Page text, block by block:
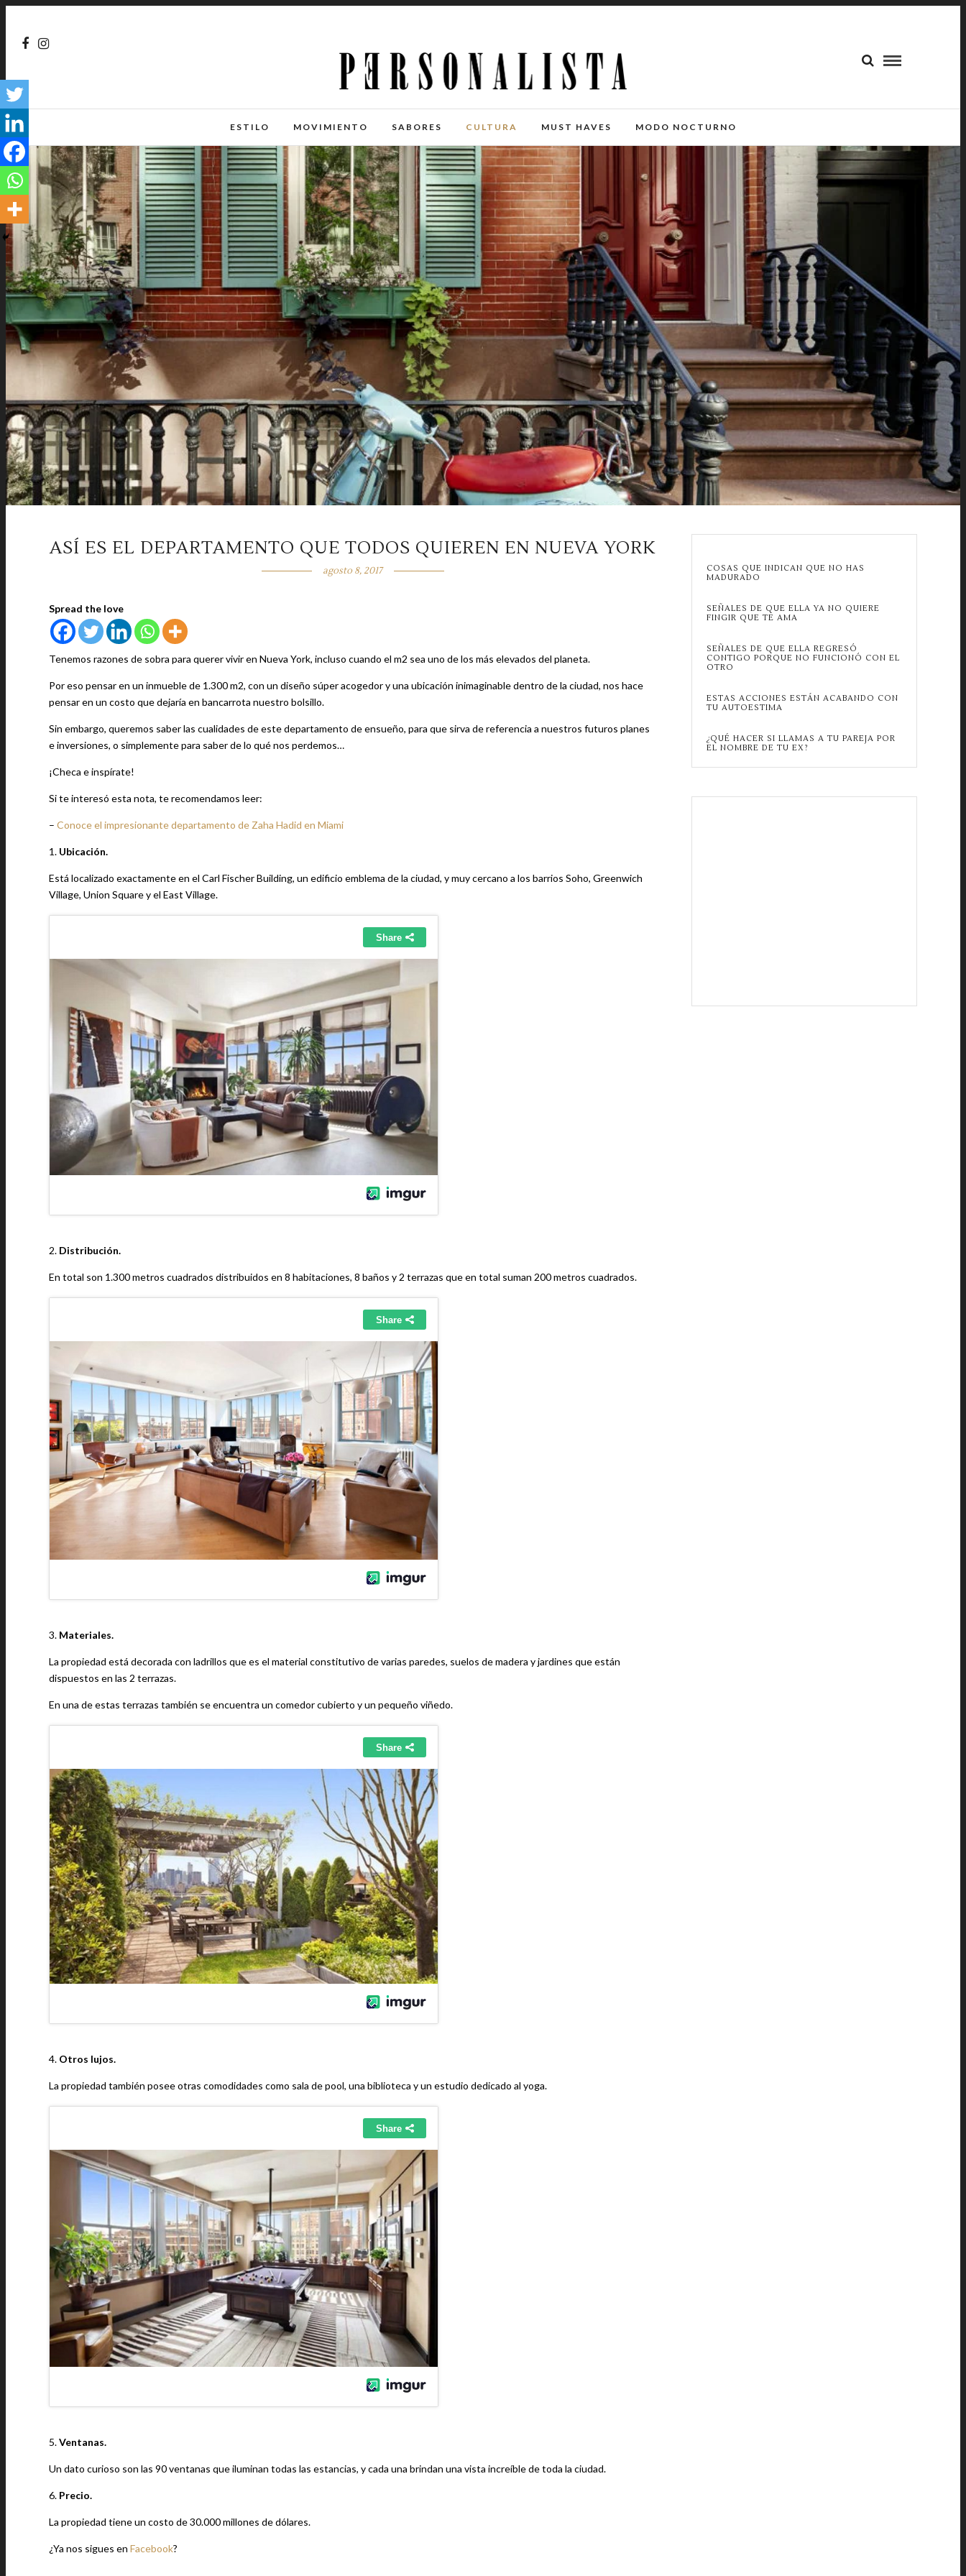
ESTILO MOVIMIENTO SABORES CULTURA MUST HAVES MODO NOCTURNO
ASÍ ES EL DEPARTAMENTO QUE TODOS QUIEREN EN NUEVA YORK
agosto 8, 2017
Spread the love
Tenemos razones de sobra para querer vivir en Nueva York, incluso cuando el m2 sea uno de los más elevados del planeta.
Por eso pensar en un inmueble de 1.300 m2, con un diseño súper acogedor y una ubicación inimaginable dentro de la ciudad, nos hace
pensar en un costo que dejaría en bancarrota nuestro bolsillo.
Sin embargo, queremos saber las cualidades de este departamento de ensueño, para que sirva de referencia a nuestros futuros planes
e inversiones, o simplemente para saber de lo qué nos perdemos…
¡Checa e inspírate!
Si te interesó esta nota, te recomendamos leer:
– Conoce el impresionante departamento de Zaha Hadid en Miami
1. Ubicación.
Está localizado exactamente en el Carl Fischer Building, un edificio emblema de la ciudad, y muy cercano a los barrios Soho, Greenwich
Village, Union Square y el East Village.
2. Distribución.
En total son 1.300 metros cuadrados distribuidos en 8 habitaciones, 8 baños y 2 terrazas que en total suman 200 metros cuadrados.
3. Materiales.
La propiedad está decorada con ladrillos que es el material constitutivo de varias paredes, suelos de madera y jardines que están
dispuestos en las 2 terrazas.
En una de estas terrazas también se encuentra un comedor cubierto y un pequeño viñedo.
4. Otros lujos.
La propiedad también posee otras comodidades como sala de pool, una biblioteca y un estudio dedicado al yoga.
5.Ventanas.
Un dato curioso son las 90 ventanas que iluminan todas las estancias, y cada una brindan una vista increíble de toda la ciudad.
6. Precio.
La propiedad tiene un costo de 30.000 millones de dólares.
¿Ya nos sigues en Facebook?
COSAS QUE INDICAN QUE NO HAS
MADURADO
SEÑALES DE QUE ELLA YA NO QUIERE
FINGIR QUE TE AMA
SEÑALES DE QUE ELLA REGRESÓ
CONTIGO PORQUE NO FUNCIONÓ CON EL
OTRO
ESTAS ACCIONES ESTÁN ACABANDO CON
TU AUTOESTIMA
¿QUÉ HACER SI LLAMAS A TU PAREJA POR
EL NOMBRE DE TU EX?